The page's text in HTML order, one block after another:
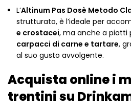
L’Altinum Pas Dosè Metodo
strutturato, è l’ideale per
e crostacei, ma anche a piatti
carpacci di carne e tartare,
al suo gusto avvolgente.
Acquista online i
trentini su